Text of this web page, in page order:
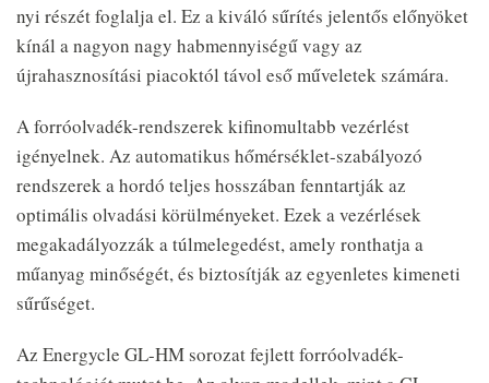
nyi részét foglalja el. Ez a kiváló sűrítés jelentős előnyöket
kínál a nagyon nagy habmennyiségű vagy az
újrahasznosítási piacoktól távol eső műveletek számára.
A forróolvadék-rendszerek kifinomultabb vezérlést
igényelnek. Az automatikus hőmérséklet-szabályozó
rendszerek a hordó teljes hosszában fenntartják az
optimális olvadási körülményeket. Ezek a vezérlések
megakadályozzák a túlmelegedést, amely ronthatja a
műanyag minőségét, és biztosítják az egyenletes kimeneti
sűrűséget.
Az Energycle GL-HM sorozat fejlett forróolvadék-